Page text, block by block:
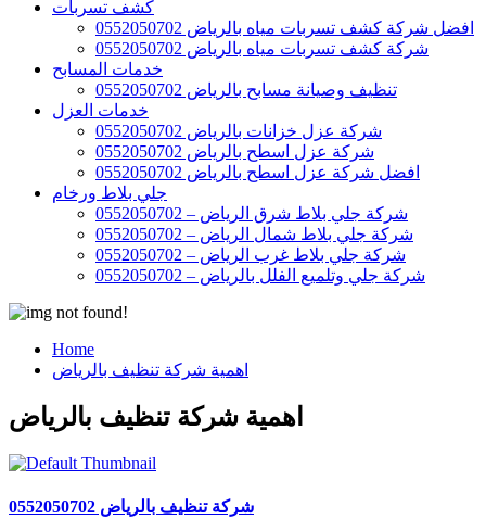
كشف تسربات
افضل شركة كشف تسربات مياه بالرياض 0552050702
شركة كشف تسربات مياه بالرياض 0552050702
خدمات المسابح
تنظيف وصيانة مسابح بالرياض 0552050702
خدمات العزل
شركة عزل خزانات بالرياض 0552050702
شركة عزل اسطح بالرياض 0552050702
افضل شركة عزل اسطح بالرياض 0552050702
جلي بلاط ورخام
شركة جلي بلاط شرق الرياض – 0552050702
شركة جلي بلاط شمال الرياض – 0552050702
شركة جلي بلاط غرب الرياض – 0552050702
شركة جلي وتلميع الفلل بالرياض – 0552050702
Home
اهمية شركة تنظيف بالرياض
اهمية شركة تنظيف بالرياض
شركة تنظيف بالرياض 0552050702